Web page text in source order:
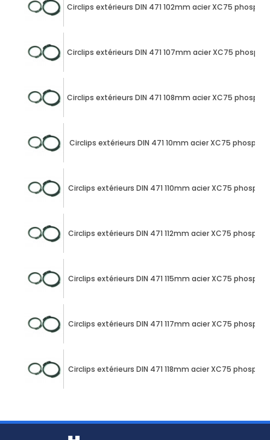
Circlips extérieurs DIN 471 102mm acier XC75
Circlips extérieurs DIN 471 107mm acier XC75
Circlips extérieurs DIN 471 108mm acier XC75
Circlips extérieurs DIN 471 10mm acier XC75
Circlips extérieurs DIN 471 110mm acier XC75
Circlips extérieurs DIN 471 112mm acier XC75
Circlips extérieurs DIN 471 115mm acier XC75
Circlips extérieurs DIN 471 117mm acier XC75
Circlips extérieurs DIN 471 118mm acier XC75